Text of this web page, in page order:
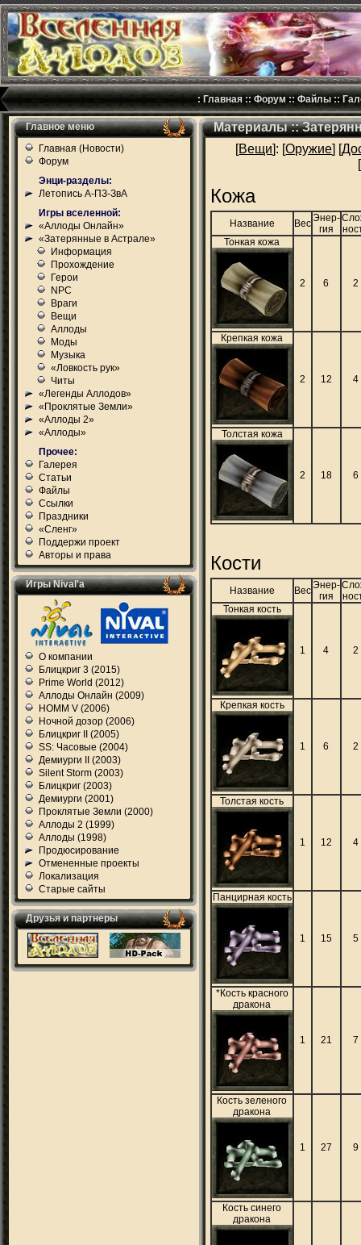
: Главная ::Форум ::Файлы ::
Главное меню
Главная (Новости)
Форум
Энци-разделы:
Летопись А-ПЗ-ЗвА
Игры вселенной:
«Аллоды Онлайн»
«Затерянные в Астрале»
Информация
Прохождение
Герои
NPC
Враги
Вещи
Аллоды
Моды
Музыка
«Ловкость рук»
Читы
«Легенды Аллодов»
«Проклятые Земли»
«Аллоды 2»
«Аллоды»
Прочее:
Галерея
Статьи
Файлы
Ссылки
Праздники
«Сленг»
Поддержи проект
Авторы и права
Игры Nival'а
О компании
Блицкриг 3 (2015)
Prime World (2012)
Аллоды Онлайн (2009)
HOMM V (2006)
Ночной дозор (2006)
Блицкриг II (2005)
SS: Часовые (2004)
Демиурги II (2003)
Silent Storm (2003)
Блицкриг (2003)
Демиурги (2001)
Проклятые Земли (2000)
Аллоды 2 (1999)
Аллоды (1998)
Продюсирование
Отмененные проекты
Локализация
Старые сайты
Друзья и партнеры
Материалы ::
[Вещи]: [Оружие] [
[
Кожа
Название ВесЭнер-
гия
Тонкая кожа
2 6 2
Крепкая кожа
2 12 4
Толстая кожа
2 18 6
Кости
Название ВесЭнер-
гия
Тонкая кость
1 4 2
Крепкая кость
1 6 2
Толстая кость
1 12 4
Панцирная кость
1 15 5
*Кость красного
дракона
1 21 7
Кость зеленого
дракона
1 27 9
Кость синего
дракона